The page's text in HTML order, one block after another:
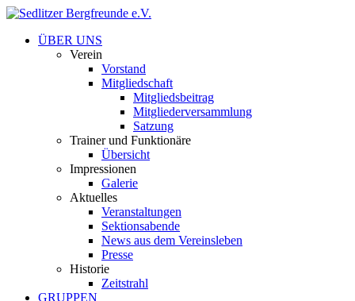
ÜBER UNS
Verein
Vorstand
Mitgliedschaft
Mitgliedsbeitrag
Mitgliederversammlung
Satzung
Trainer und Funktionäre
Übersicht
Impressionen
Galerie
Aktuelles
Veranstaltungen
Sektionsabende
News aus dem Vereinsleben
Presse
Historie
Zeitstrahl
GRUPPEN